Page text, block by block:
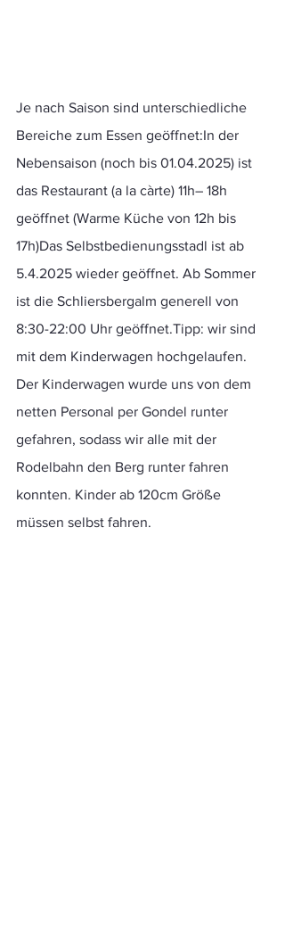
Je nach Saison sind unterschiedliche
Bereiche zum Essen geöffnet:In der
Nebensaison (noch bis 01.04.2025) ist
das Restaurant (a la càrte) 11h– 18h
geöffnet (Warme Küche von 12h bis
17h)Das Selbstbedienungsstadl ist ab
5.4.2025 wieder geöffnet. Ab Sommer
ist die Schliersbergalm generell von
8:30-22:00 Uhr geöffnet.Tipp: wir sind
mit dem Kinderwagen hochgelaufen.
Der Kinderwagen wurde uns von dem
netten Personal per Gondel runter
gefahren, sodass wir alle mit der
Rodelbahn den Berg runter fahren
konnten. Kinder ab 120cm Größe
müssen selbst fahren.